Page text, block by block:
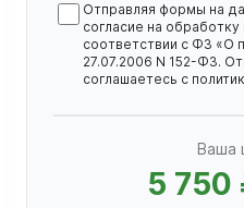
Отправляя формы на
согласие на обработку
соответствии с ФЗ «О
27.07.2006 N 152-ФЗ.
соглашаетесь с
Ваша
5 750